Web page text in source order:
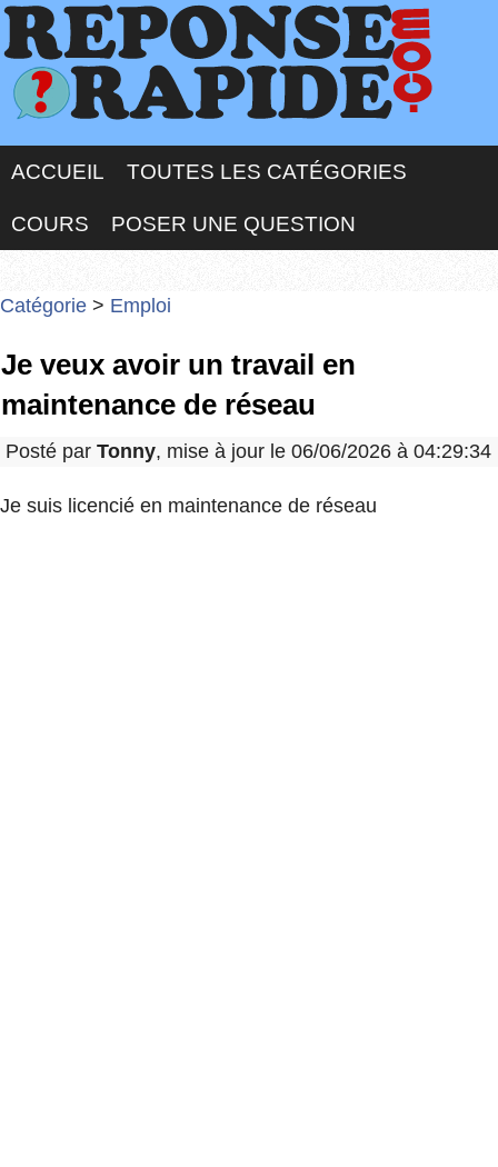
ACCUEIL TOUTES LES CATÉGORIES
COURS POSER UNE QUESTION
Catégorie > Emploi
Je veux avoir un travail en
maintenance de réseau
Posté par Tonny, mise à jour le 06/06/2026 à 04:29:34
Je suis licencié en maintenance de réseau